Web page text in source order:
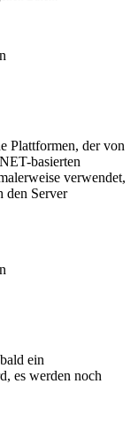
Plattformen, der von
basierten
verwendet,
den Server
ein
es werden noch